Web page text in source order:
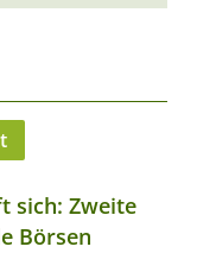
sich: Zweite
Börsen